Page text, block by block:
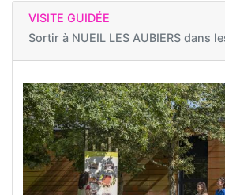
VISITE GUIDÉE
Sortir à NUEIL LES AUBIERS dans